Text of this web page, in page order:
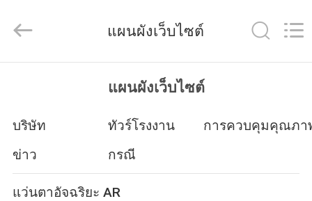
สินค้า
เกี่ยว
Intelligence
Technology
แผนผังเว็บไซต์
แผนผังเว็บไซต์
บริษัท ทัวร์โรงงาน
การควบคุมคุณภา
ข่าว
กรณี
แว่นตาอัจฉริยะ AR